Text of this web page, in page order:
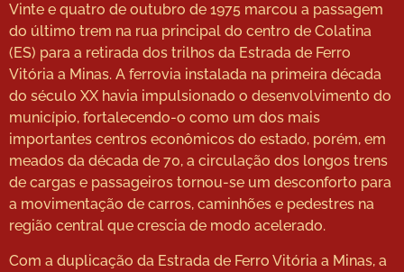
Vinte e quatro de outubro de 1975 marcou a passagem
do último trem na rua principal do centro de Colatina
(ES) para a retirada dos trilhos da Estrada de Ferro
Vitória a Minas. A ferrovia instalada na primeira década
do século XX havia impulsionado o desenvolvimento do
município, fortalecendo-o como um dos mais
importantes centros econômicos do estado, porém, em
meados da década de 70, a circulação dos longos trens
de cargas e passageiros tornou-se um desconforto para
a movimentação de carros, caminhões e pedestres na
região central que crescia de modo acelerado.
Com a duplicação da Estrada de Ferro Vitória a Minas, a